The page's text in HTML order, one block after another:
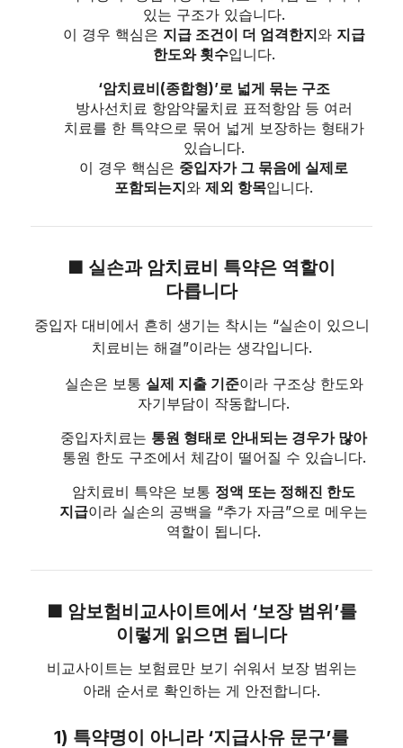
있는 구조가 있습니다.
이 경우 핵심은 지급 조건이 더 엄격한지와 지급
한도와 횟수입니다.
‘암치료비(종합형)’로 넓게 묶는 구조
방사선치료 항암약물치료 표적항암 등 여러
치료를 한 특약으로 묶어 넓게 보장하는 형태가
있습니다.
이 경우 핵심은 중입자가 그 묶음에 실제로
포함되는지와제외 항목입니다.
■ 실손과 암치료비 특약은 역할이
다릅니다
중입자 대비에서 흔히 생기는 착시는 “실손이 있으니
치료비는 해결”이라는 생각입니다.
실손은 보통 실제 지출 기준이라 구조상 한도와
자기부담이 작동합니다.
중입자치료는 통원 형태로 안내되는 경우가 많아
통원 한도 구조에서 체감이 떨어질 수 있습니다.
암치료비 특약은 보통 정액 또는 정해진 한도
지급이라 실손의 공백을 “추가 자금”으로 메우는
역할이 됩니다.
■ 암보험비교사이트에서 ‘보장 범위’를
이렇게 읽으면 됩니다
비교사이트는 보험료만 보기 쉬워서 보장 범위는
아래 순서로 확인하는 게 안전합니다.
1) 특약명이 아니라 ‘지급사유 문구’를